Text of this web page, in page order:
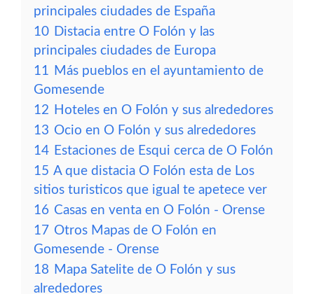
principales ciudades de España
10 Distacia entre O Folón y las
principales ciudades de Europa
11 Más pueblos en el ayuntamiento de
Gomesende
12 Hoteles en O Folón y sus alrededores
13 Ocio en O Folón y sus alrededores
14 Estaciones de Esqui cerca de O Folón
15 A que distacia O Folón esta de Los
sitios turisticos que igual te apetece ver
16 Casas en venta en O Folón - Orense
17 Otros Mapas de O Folón en
Gomesende - Orense
18 Mapa Satelite de O Folón y sus
alrededores